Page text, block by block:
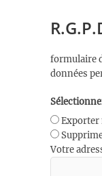
formulaire
données
Exporter
Votre